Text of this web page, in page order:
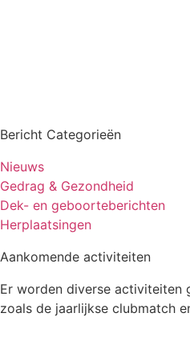
Bericht Categorieën
Nieuws
Gedrag & Gezondheid
Dek- en geboorteberichten
Herplaatsingen
Aankomende activiteiten
Er worden diverse activiteiten
zoals de jaarlijkse clubmatch